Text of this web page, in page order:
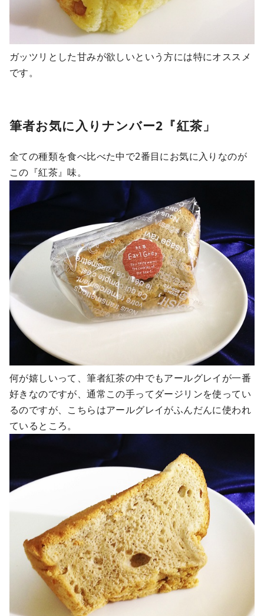
ガッツリとした甘みが欲しいという方には特にオススメ
です。
筆者お気に入りナンバー2『紅茶」
全ての種類を食べ比べた中で2番目にお気に入りなのが
この『紅茶』味。
何が嬉しいって、筆者紅茶の中でもアールグレイが一番
好きなのですが、通常この手ってダージリンを使ってい
るのですが、こちらはアールグレイがふんだんに使われ
ているところ。